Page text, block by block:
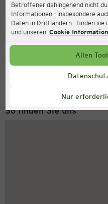
Betroffener dahingehend nicht
Informationen - insbesondere
Daten in Drittländern - finden sie
und unseren Cookie
Allen
Nur
Aktuell:
Geschlossen
Service Hotline
+43 (0) 1 2675 502
So finden Sie uns